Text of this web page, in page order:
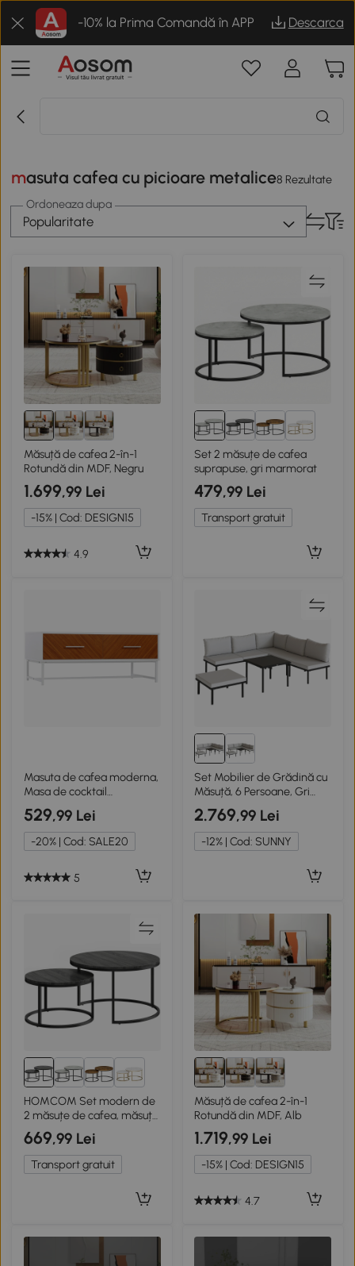
-10% la Prima Comandă în APP Descarca
masuta cafea cu picioare metalice8 Rezultate
Ordoneaza dupa
Popularitate
Măsuță de cafea 2-în-1
Rotundă din MDF, Negru
1.699,99 Lei
-15% | Cod: DESIGN15
4.9
4+
Set 2 măsuțe de cafea
suprapuse, gri marmorat
479,99 Lei
Transport gratuit
Masuta de cafea moderna,
Masa de cocktail
dreptunghiulara
529,99 Lei
-20% | Cod: SALE20
5
Set Mobilier de Grădină cu
Măsuță, 6 Persoane, Gri
Deschis
2.769,99 Lei
-12% | Cod: SUNNY
4+
HOMCOM Set modern de
2 măsuțe de cafea, măsuțe
laterale suprapuse cu cadru
metalic pentru living,
dormitor, birou, Negru
669,99 Lei
Transport gratuit
Măsuță de cafea 2-în-1
Rotundă din MDF, Alb
1.719,99 Lei
-15% | Cod: DESIGN15
4.7